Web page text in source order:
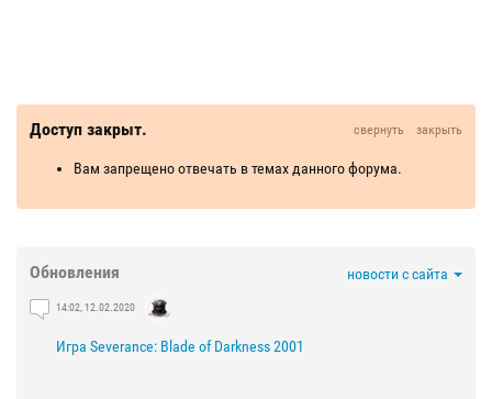
Доступ закрыт. свернуть закрыть
Вам запрещено отвечать в темах данного форума.
Обновления новости с сайта
14:02, 12.02.2020
Игра Severance: Blade of Darkness 2001